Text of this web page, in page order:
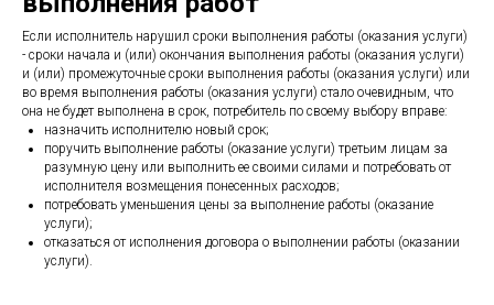
Если исполнитель нарушил сроки выполнения работы (оказания услуги)
- сроки начала и (или) окончания выполнения работы (оказания услуги)
и (или) промежуточные сроки выполнения работы (оказания услуги) или
во время выполнения работы (оказания услуги) стало очевидным, что
она не будет выполнена в срок, потребитель по своему выбору вправе:
назначить исполнителю новый срок;
поручить выполнение работы (оказание услуги) третьим лицам за
разумную цену или выполнить ее своими силами и потребовать от
исполнителя возмещения понесенных расходов;
потребовать уменьшения цены за выполнение работы (оказание
услуги);
отказаться от исполнения договора о выполнении работы (оказании
услуги).